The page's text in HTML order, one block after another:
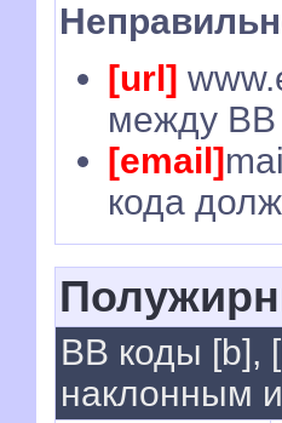
[url]
между BB
[email]
кода
BB коды [b],
наклонным